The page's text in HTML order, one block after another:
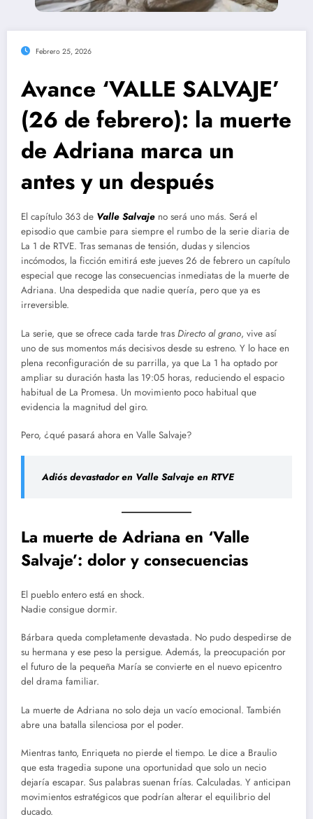
Febrero 25, 2026
Avance ‘VALLE SALVAJE’
(26 de febrero): la muerte
de Adriana marca un
antes y un después
El capítulo 363 de Valle Salvaje no será uno más. Será el
episodio que cambie para siempre el rumbo de la serie diaria de
La 1 de RTVE. Tras semanas de tensión, dudas y silencios
incómodos, la ficción emitirá este jueves 26 de febrero un capítulo
especial que recoge las consecuencias inmediatas de la muerte de
Adriana. Una despedida que nadie quería, pero que ya es
irreversible.
La serie, que se ofrece cada tarde tras Directo al grano, vive así
uno de sus momentos más decisivos desde su estreno. Y lo hace en
plena reconfiguración de su parrilla, ya que La 1 ha optado por
ampliar su duración hasta las 19:05 horas, reduciendo el espacio
habitual de La Promesa. Un movimiento poco habitual que
evidencia la magnitud del giro.
Pero, ¿qué pasará ahora en Valle Salvaje?
Adiós devastador en Valle Salvaje en RTVE
La muerte de Adriana en ‘Valle
Salvaje’: dolor y consecuencias
El pueblo entero está en shock.
Nadie consigue dormir.
Bárbara queda completamente devastada. No pudo despedirse de
su hermana y ese peso la persigue. Además, la preocupación por
el futuro de la pequeña María se convierte en el nuevo epicentro
del drama familiar.
La muerte de Adriana no solo deja un vacío emocional. También
abre una batalla silenciosa por el poder.
Mientras tanto, Enriqueta no pierde el tiempo. Le dice a Braulio
que esta tragedia supone una oportunidad que solo un necio
dejaría escapar. Sus palabras suenan frías. Calculadas. Y anticipan
movimientos estratégicos que podrían alterar el equilibrio del
ducado.